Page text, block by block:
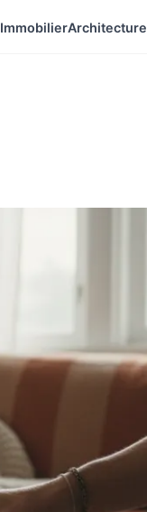
ImmobilierArchitecture